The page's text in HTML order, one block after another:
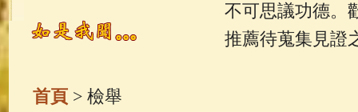
不可思議功德。
推薦待蒐集見證
首頁> 檢舉